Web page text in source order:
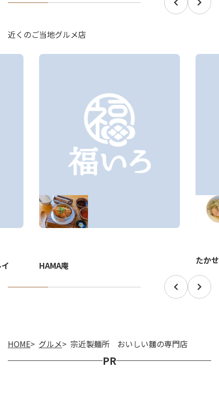
HOME グルメ 宗近製麺所 おいしい麵の専門店
近くのご当地グルメ店
HAMA庵 たか
PR